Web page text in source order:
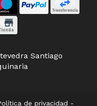
Santiago
de privacidad -